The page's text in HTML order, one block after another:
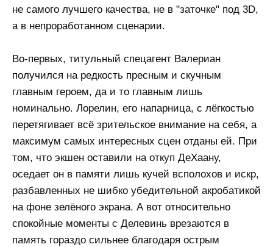
не самого лучшего качества, не в "заточке" под 3D,
а в непроработанном сценарии.
Во-первых, титульный спецагент Валериан
получился на редкость пресным и скучным
главным героем, да и то главным лишь
номинально. Лорелин, его напарница, с лёгкостью
перетягивает всё зрительское внимание на себя, а
максимум самых интересных сцен отданы ей. При
том, что экшен оставили на откуп ДеХаану,
оседает он в памяти лишь кучей всполохов и искр,
разбавленных не шибко убедительной акробатикой
на фоне зелёного экрана. А вот относительно
спокойные моменты с Делевинь врезаются в
память гораздо сильнее благодаря острым